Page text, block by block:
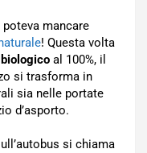
mancare
! Questa volta
al 100%, il
si trasforma in
sia nelle portate
d’asporto.
si chiama